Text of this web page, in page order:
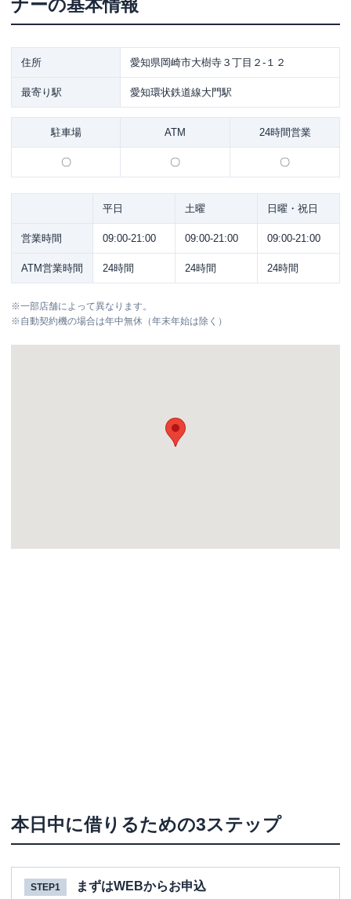
ナーの基本情報
住所 愛知県岡崎市大樹寺３丁目２-１２
最寄り駅 愛知環状鉄道線大門駅
駐車場 ATM 24時間営業
〇 〇 〇
平日 土曜 日曜・祝日
営業時間 09:00-21:00 09:00-21:00 09:00-21:00
ATM営業時間 24時間 24時間 24時間
※一部店舗によって異なります。
※自動契約機の場合は年中無休（年末年始は除く）
本日中に借りるための3ステップ
STEP1 まずはWEBからお申込